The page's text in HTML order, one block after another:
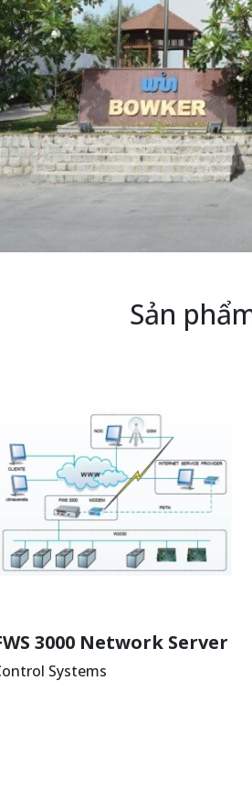
Sản
3000 Network Server
Systems